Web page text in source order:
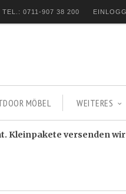
TEL.: 0711-907 38 200
MÖBEL WEITERES
Kleinpakete versenden wir